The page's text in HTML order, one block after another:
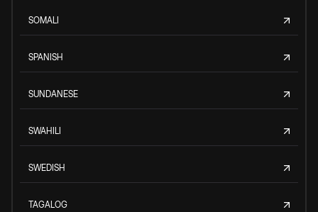
SOMALI
SPANISH
SUNDANESE
SWAHILI
SWEDISH
TAGALOG